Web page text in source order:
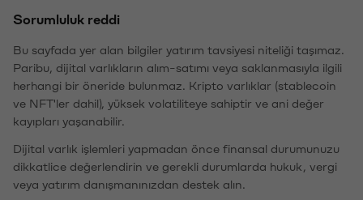
Sorumluluk reddi
Bu sayfada yer alan bilgiler yatırım tavsiyesi niteliği taşımaz.
Paribu, dijital varlıkların alım-satımı veya saklanmasıyla ilgili
herhangi bir öneride bulunmaz. Kripto varlıklar (stablecoin
ve NFT'ler dahil), yüksek volatiliteye sahiptir ve ani değer
kayıpları yaşanabilir.
Dijital varlık işlemleri yapmadan önce finansal durumunuzu
dikkatlice değerlendirin ve gerekli durumlarda hukuk, vergi
veya yatırım danışmanınızdan destek alın.